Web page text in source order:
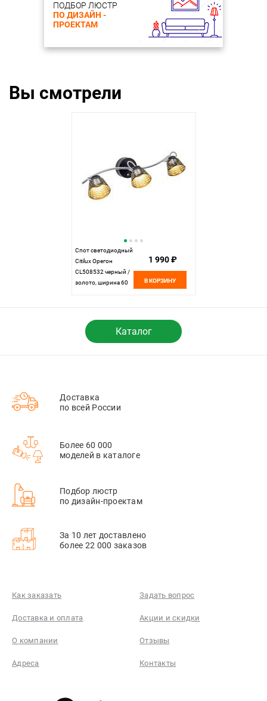
ПОДБОР ЛЮСТР
ПО ДИЗАЙН -
ПРОЕКТАМ
Вы смотрели
Спот светодиодный
Citilux Орегон
CL508532 черный /
золото, ширина 60
1 990 ₽
В КОРЗИНУ
Каталог
Доставка
по всей России
Более 60 000
моделей в каталоге
Подбор люстр
по дизайн-проектам
За 10 лет доставлено
более 22 000 заказов
Как заказать Задать вопрос
Доставка и оплата Акции и скидки
О компании Отзывы
Адреса Контакты